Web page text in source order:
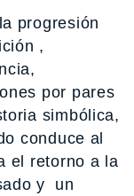
progresión
,
por pares
simbólica,
conduce al
el retorno a la
y un